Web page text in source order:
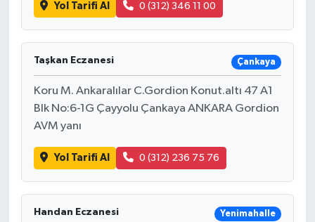
Yol Tarifi Al 0 (312) 346 11 00
Taşkan Eczanesi Çankaya
Koru M. Ankaralılar C.Gordion Konut.altı 47 A1
Blk No:6-1G Çayyolu Çankaya ANKARA Gordion
AVM yanı
Yol Tarifi Al 0 (312) 236 75 76
Handan Eczanesi Yenimahalle